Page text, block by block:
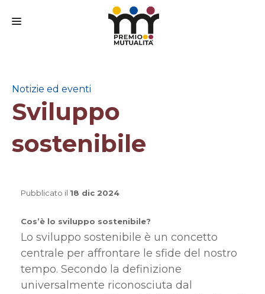
IL PREMIO
IL BANDO
PARTECIPA
CONTATTI
Notizie ed eventi
Sviluppo
sostenibile
Pubblicato il 18 dic 2024
Cos’è lo sviluppo sostenibile?
Lo sviluppo sostenibile è un concetto
centrale per affrontare le sfide del nostro
tempo. Secondo la definizione
universalmente riconosciuta dal